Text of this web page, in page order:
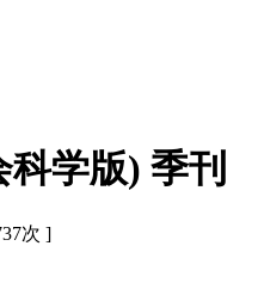
学版) 季刊
次 ]